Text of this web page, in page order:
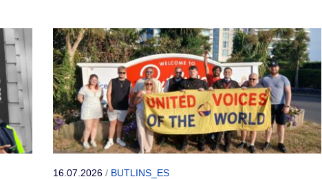
16.07.2026 / BUTLINS_ES